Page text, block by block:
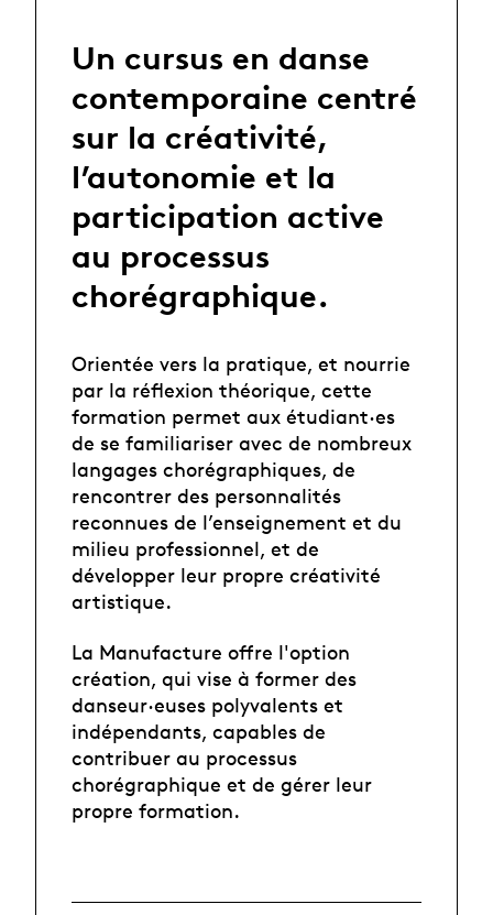
Un cursus en danse
contemporaine centré
sur la créativité,
l’autonomie et la
participation active
au processus
chorégraphique.
Orientée vers la pratique, et nourrie
par la réflexion théorique, cette
formation permet aux étudiant·es
de se familiariser avec de nombreux
langages chorégraphiques, de
rencontrer des personnalités
reconnues de l’enseignement et du
milieu professionnel, et de
développer leur propre créativité
artistique.
La Manufacture offre l'option
création, qui vise à former des
danseur·euses polyvalents et
indépendants, capables de
contribuer au processus
chorégraphique et de gérer leur
propre formation.